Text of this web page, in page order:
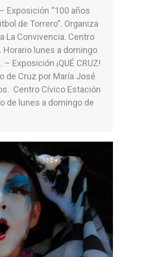
Exposición “100 años
de Torrero”. Organiza
La Convivencia. Centro
Horario lunes a domingo
Exposición ¡QUÉ CRUZ!
de Cruz por María José
Centro Cívico Estación
de lunes a domingo de